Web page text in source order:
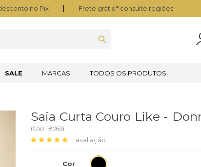
no Pix Frete grátis * consulte regiões
SALE MARCAS TODOS OS PRODUTOS
Saia Curta Couro Like -
(Cód. 18063)
1 avaliação
Cor